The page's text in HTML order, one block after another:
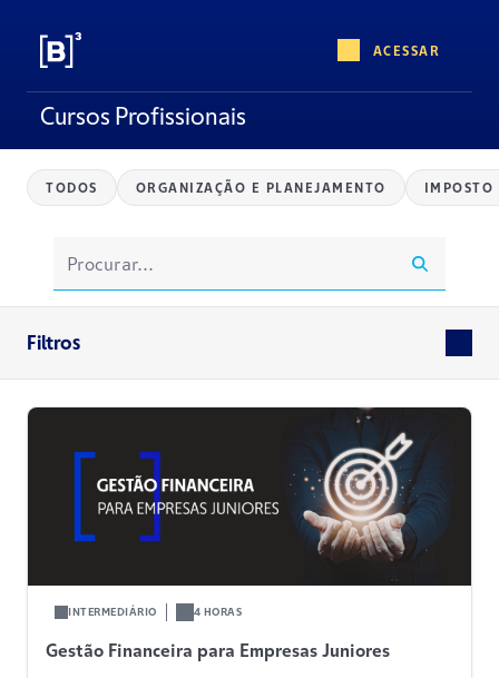
ACESSAR
Cursos Profissionais
TODOS ORGANIZAÇÃO E PLANEJAMENTO IMPOSTO
Filtros
INTERMEDIÁRIO 4 HORAS
Gestão Financeira para Empresas Juniores